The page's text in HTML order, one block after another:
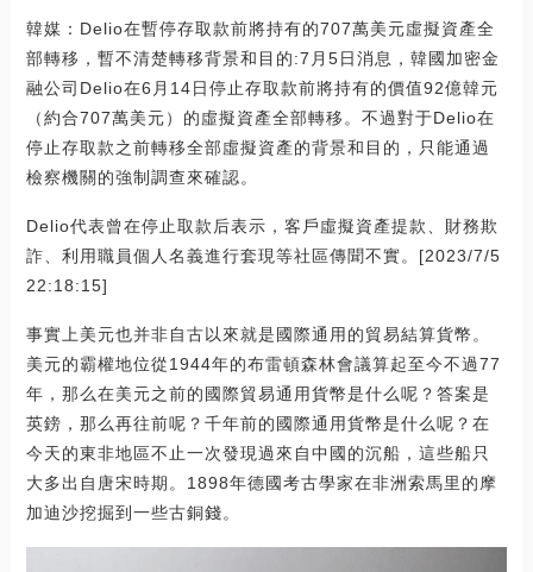
韓媒：Delio在暫停存取款前將持有的707萬美元虛擬資產全
部轉移，暫不清楚轉移背景和目的:7月5日消息，韓國加密金
融公司Delio在6月14日停止存取款前將持有的價值92億韓元
（約合707萬美元）的虛擬資產全部轉移。不過對于Delio在
停止存取款之前轉移全部虛擬資產的背景和目的，只能通過
檢察機關的強制調查來確認。
Delio代表曾在停止取款后表示，客戶虛擬資產提款、財務欺
詐、利用職員個人名義進行套現等社區傳聞不實。[2023/7/5
22:18:15]
事實上美元也并非自古以來就是國際通用的貿易結算貨幣。
美元的霸權地位從1944年的布雷頓森林會議算起至今不過77
年，那么在美元之前的國際貿易通用貨幣是什么呢？答案是
英鎊，那么再往前呢？千年前的國際通用貨幣是什么呢？在
今天的東非地區不止一次發現過來自中國的沉船，這些船只
大多出自唐宋時期。1898年德國考古學家在非洲索馬里的摩
加迪沙挖掘到一些古銅錢。